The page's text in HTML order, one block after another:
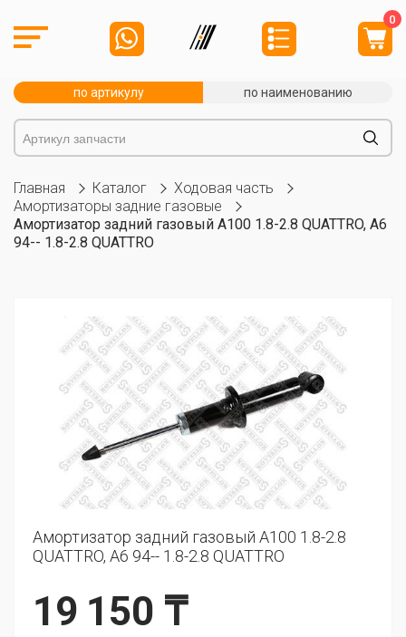
0
по артикулу по наименованию
Главная Каталог
Ходовая часть
Амортизаторы задние газовые
Амортизатор задний газовый A100 1.8-2.8 QUATTRO, A6
94-- 1.8-2.8 QUATTRO
Амортизатор задний газовый A100 1.8-2.8
QUATTRO, A6 94-- 1.8-2.8 QUATTRO
19 150 ₸